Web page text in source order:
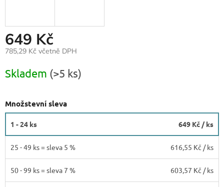
649 Kč
785,29 Kč včetně DPH
cena:
Skladem (>5 ks)
Množstevní sleva
1 - 24 ks 649 Kč / ks
25 - 49 ks = sleva 5 % 616,55 Kč / ks
50 - 99 ks = sleva 7 % 603,57 Kč / ks